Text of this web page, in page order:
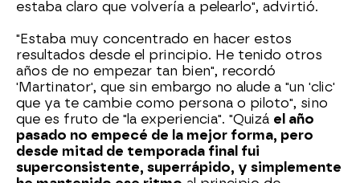
estaba claro que volvería a pelearlo", advirtió.
"Estaba muy concentrado en hacer estos
resultados desde el principio. He tenido otros
años de no empezar tan bien", recordó
'Martinator', que sin embargo no alude a "un 'clic'
que ya te cambie como persona o piloto", sino
que es fruto de "la experiencia". "Quizá el año
pasado no empecé de la mejor forma, pero
desde mitad de temporada final fui
superconsistente, superrápido, y simplemente